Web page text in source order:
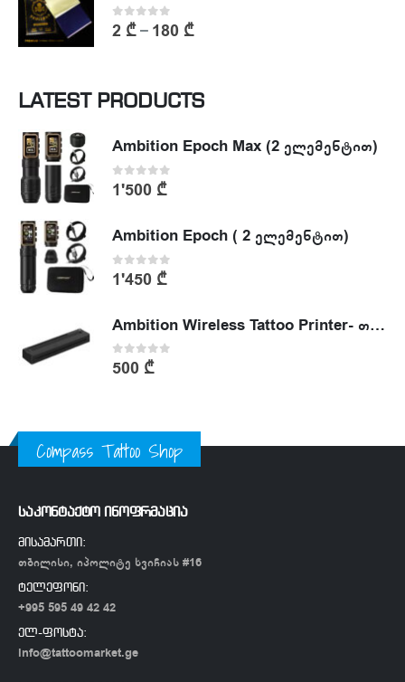
0out of 5
2 ₾– 180 ₾
LATEST PRODUCTS
Ambition Epoch Max (2 ელემენტით)
0out of 5
1'500 ₾
Ambition Epoch ( 2 ელემენტით)
0out of 5
1'450 ₾
Ambition Wireless Tattoo Printer- თერმული პრინტერი
0out of 5
500 ₾
Compass Tattoo Shop
საკონტაქტო ინოფრმაცია
მისამართი:
თბილისი, იპოლიტე ხვიჩიას #16
ტელეფონი:
+995 595 49 42 42
ელ-ფოსტა:
info@tattoomarket.ge